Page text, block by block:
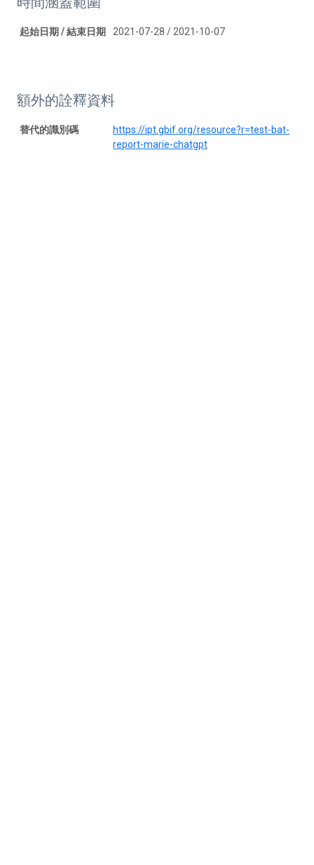
起始日期 / 結束日期 2021-07-28 / 2021-10-07
額外的詮釋資料
替代的識別碼
https://ipt.gbif.org/resource?r=test-bat-
report-marie-chatgpt